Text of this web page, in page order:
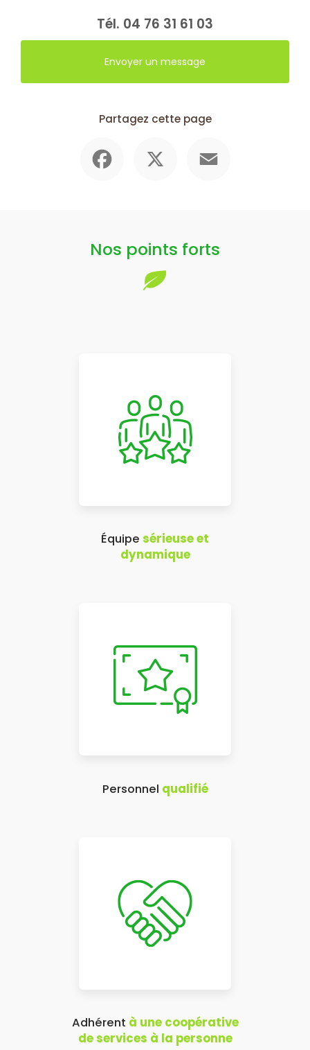
Tél. 04 76 31 61 03
Envoyer un message
Partagez cette page
Nos points forts
Équipe sérieuse et
dynamique
Personnel qualifié
Adhérent à une coopérative
de services à la personne